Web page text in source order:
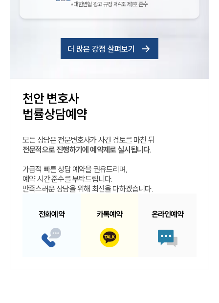
*대한변협 광고 규정 제4조 제1호 준수
더 많은 강점 살펴보기
천안변호사
법률상담예약
모든 상담은 전문변호사가 사건 검토를 마친 뒤
전문적으로 진행하기에 예약제로 실시됩니다.
가급적 빠른 상담 예약을 권유드리며,
예약 시간 준수를 부탁드립니다.
만족스러운 상담을 위해 최선을 다하겠습니다.
전화예약 카톡예약 온라인예약